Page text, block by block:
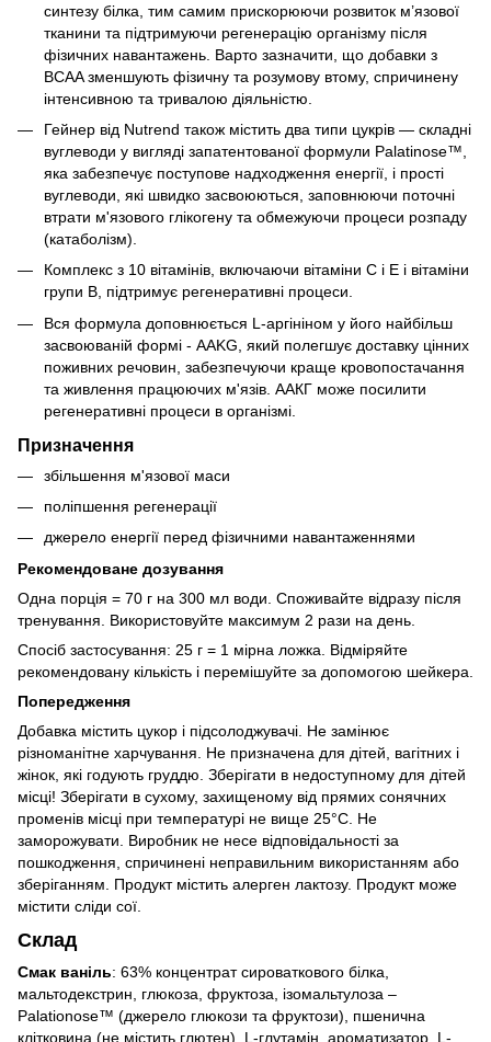
синтезу білка, тим самим прискорюючи розвиток м’язової
тканини та підтримуючи регенерацію організму після
фізичних навантажень. Варто зазначити, що добавки з
BCAA зменшують фізичну та розумову втому, спричинену
інтенсивною та тривалою діяльністю.
Гейнер від Nutrend також містить два типи цукрів — складні
вуглеводи у вигляді запатентованої формули Palatinose™,
яка забезпечує поступове надходження енергії, і прості
вуглеводи, які швидко засвоюються, заповнюючи поточні
втрати м'язового глікогену та обмежуючи процеси розпаду
(катаболізм).
Комплекс з 10 вітамінів, включаючи вітаміни С і Е і вітаміни
групи В, підтримує регенеративні процеси.
Вся формула доповнюється L-аргініном у його найбільш
засвоюваній формі - AAKG, який полегшує доставку цінних
поживних речовин, забезпечуючи краще кровопостачання
та живлення працюючих м'язів. ААКГ може посилити
регенеративні процеси в організмі.
Призначення
збільшення м'язової маси
поліпшення регенерації
джерело енергії перед фізичними навантаженнями
Рекомендоване дозування
Одна порція = 70 г на 300 мл води. Споживайте відразу після
тренування. Використовуйте максимум 2 рази на день.
Спосіб застосування: 25 г = 1 мірна ложка. Відміряйте
рекомендовану кількість і перемішуйте за допомогою шейкера.
Попередження
Добавка містить цукор і підсолоджувачі. Не замінює
різноманітне харчування. Не призначена для дітей, вагітних і
жінок, які годують груддю. Зберігати в недоступному для дітей
місці! Зберігати в сухому, захищеному від прямих сонячних
променів місці при температурі не вище 25°С. Не
заморожувати. Виробник не несе відповідальності за
пошкодження, спричинені неправильним використанням або
зберіганням. Продукт містить алерген лактозу. Продукт може
містити сліди сої.
Склад
Смак ваніль: 63% концентрат сироваткового білка,
мальтодекстрин, глюкоза, фруктоза, ізомальтулоза –
Palationose™ (джерело глюкози та фруктози), пшенична
клітковина (не містить глютен), L-глутамін, ароматизатор, L-